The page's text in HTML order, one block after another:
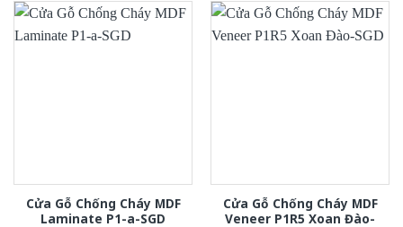
Cửa Gỗ Chống Cháy MDF
Laminate P1-a-SGD
Cửa Gỗ Chống Cháy MDF
Veneer P1R5 Xoan Đào-